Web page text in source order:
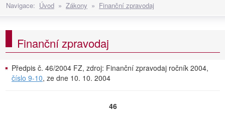
Navigace: Úvod » Zákony » Finanční zpravodaj
Finanční zpravodaj
Předpis č. 46/2004 FZ, zdroj: Finanční zpravodaj ročník 2004,
číslo 9-10, ze dne 10. 10. 2004
46